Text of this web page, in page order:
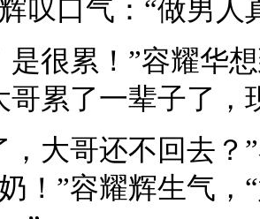
口气：“做男人
累！”容耀华想
哥累了一辈子了，
哥还不回去？”
！”容耀辉生气